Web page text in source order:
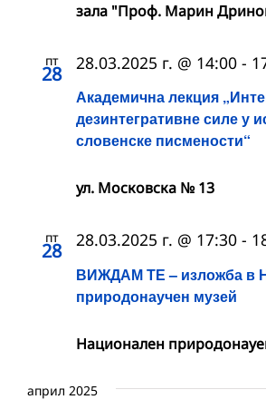
зала "Проф. Марин
пт
28
Академична лекция
дезинтегративне силе у
словенске писмености“
28.03.2025 г. @ 14:00 -
ул. Московска № 13
пт
28
ВИЖДАМ ТЕ – изложба в
природонаучен музей
28.03.2025 г. @ 17:30 -
Национален
април 2025